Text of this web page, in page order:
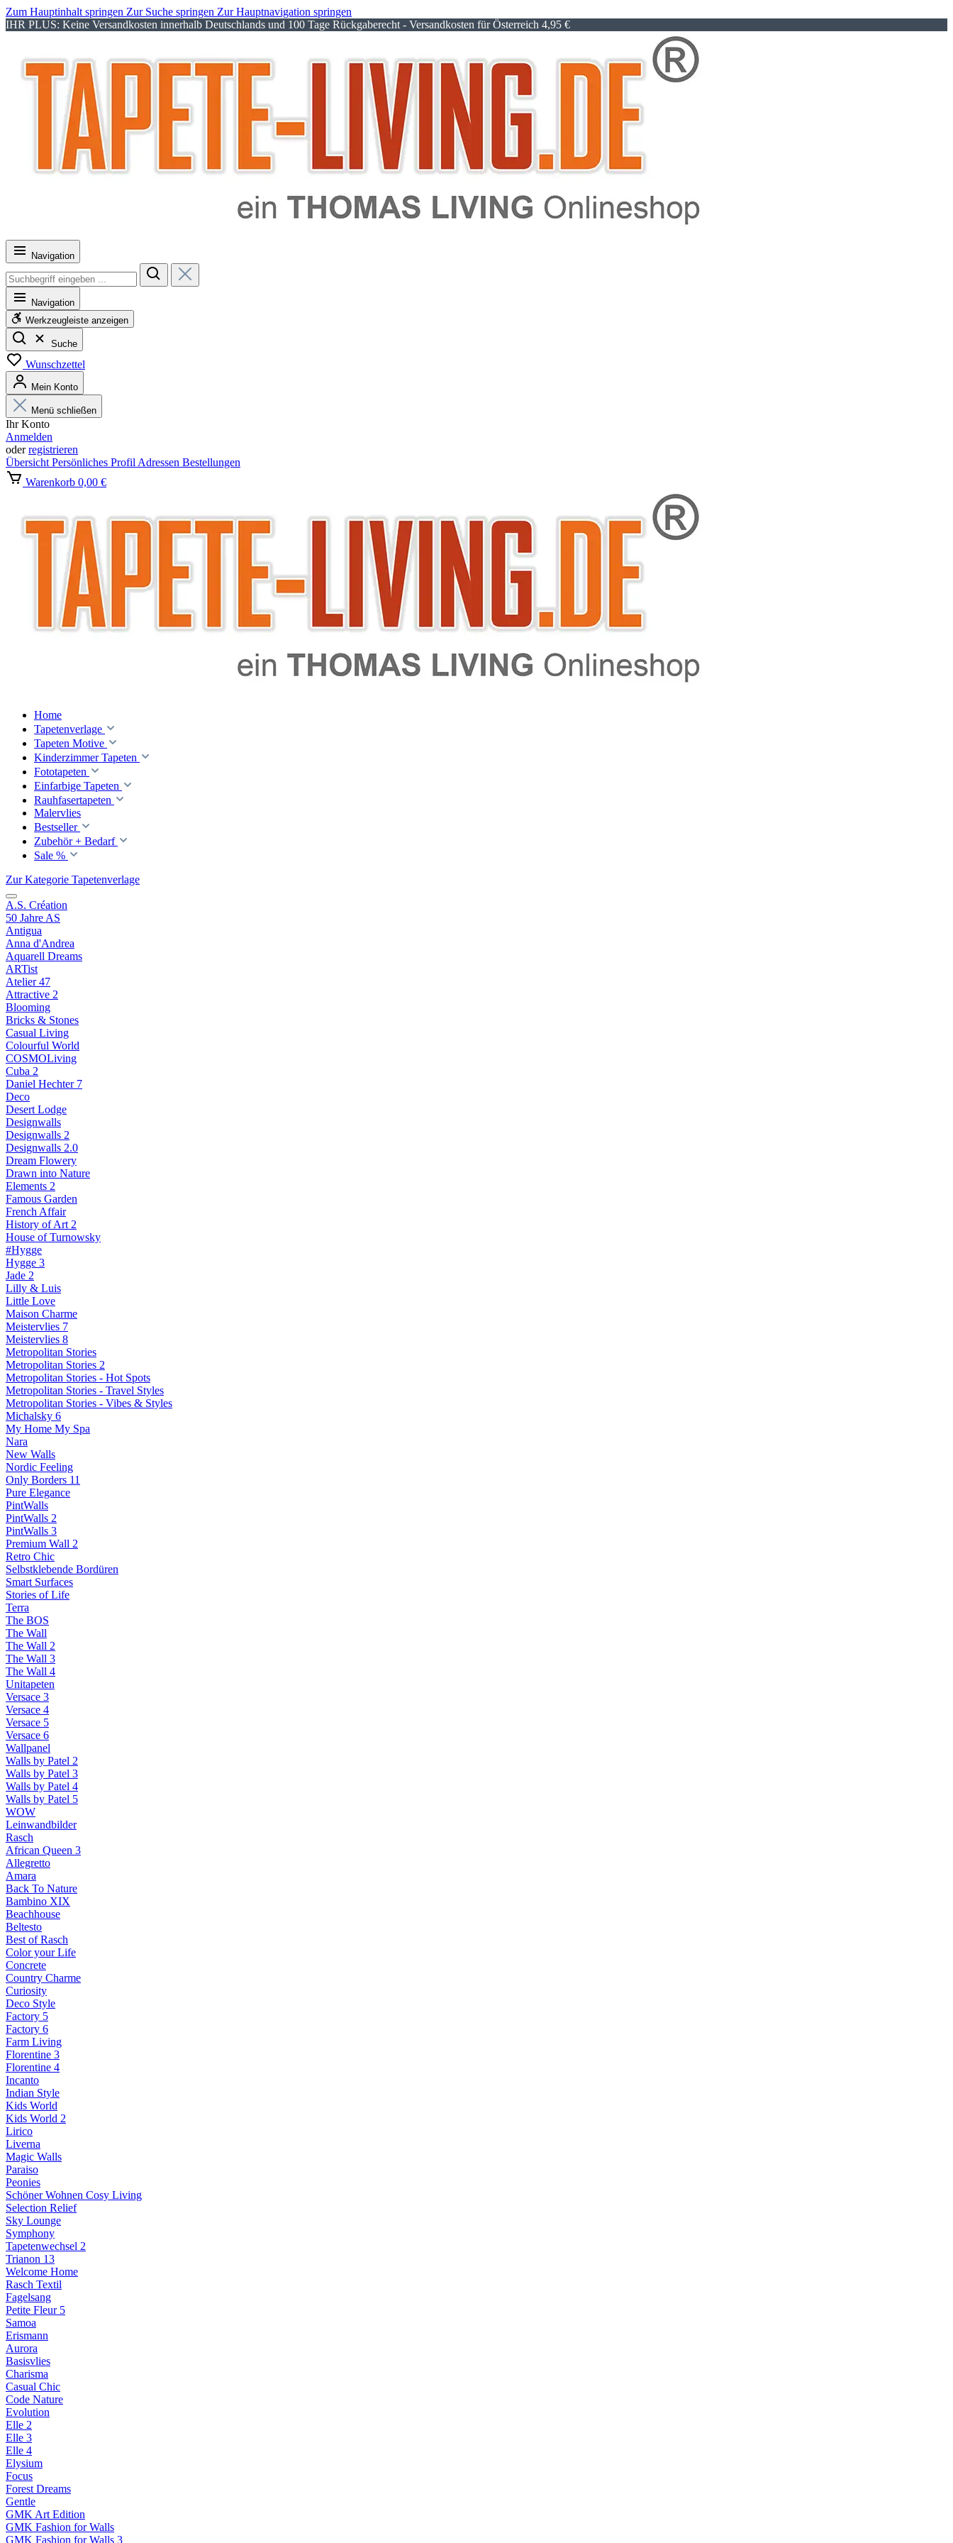
Zum Hauptinhalt springen Zur Suche springen Zur Hauptnavigation springen
IHR PLUS: Keine Versandkosten innerhalb Deutschlands und 100 Tage Rückgaberecht - Versandkosten für Österreich 4,95 €
Navigation
Navigation
Werkzeugleiste anzeigen
Suche
Wunschzettel
Mein Konto
Menü schließen
Ihr Konto
Anmelden
oderregistrieren
Übersicht Persönliches Profil Adressen Bestellungen
Warenkorb 0,00 €
Home
Tapetenverlage
Tapeten Motive
Kinderzimmer Tapeten
Fototapeten
Einfarbige Tapeten
Rauhfasertapeten
Malervlies
Bestseller
Zubehör + Bedarf
Sale %
Zur Kategorie Tapetenverlage
A.S. Création
50 Jahre AS
Antigua
Anna d'Andrea
Aquarell Dreams
ARTist
Atelier 47
Attractive 2
Blooming
Bricks & Stones
Casual Living
Colourful World
COSMOLiving
Cuba 2
Daniel Hechter 7
Deco
Desert Lodge
Designwalls
Designwalls 2
Designwalls 2.0
Dream Flowery
Drawn into Nature
Elements 2
Famous Garden
French Affair
History of Art 2
House of Turnowsky
#Hygge
Hygge 3
Jade 2
Lilly & Luis
Little Love
Maison Charme
Meistervlies 7
Meistervlies 8
Metropolitan Stories
Metropolitan Stories 2
Metropolitan Stories - Hot Spots
Metropolitan Stories - Travel Styles
Metropolitan Stories - Vibes & Styles
Michalsky 6
My Home My Spa
Nara
New Walls
Nordic Feeling
Only Borders 11
Pure Elegance
PintWalls
PintWalls 2
PintWalls 3
Premium Wall 2
Retro Chic
Selbstklebende Bordüren
Smart Surfaces
Stories of Life
Terra
The BOS
The Wall
The Wall 2
The Wall 3
The Wall 4
Unitapeten
Versace 3
Versace 4
Versace 5
Versace 6
Wallpanel
Walls by Patel 2
Walls by Patel 3
Walls by Patel 4
Walls by Patel 5
WOW
Leinwandbilder
Rasch
African Queen 3
Allegretto
Amara
Back To Nature
Bambino XIX
Beachhouse
Beltesto
Best of Rasch
Color your Life
Concrete
Country Charme
Curiosity
Deco Style
Factory 5
Factory 6
Farm Living
Florentine 3
Florentine 4
Incanto
Indian Style
Kids World
Kids World 2
Lirico
Liverna
Magic Walls
Paraiso
Peonies
Schöner Wohnen Cosy Living
Selection Relief
Sky Lounge
Symphony
Tapetenwechsel 2
Trianon 13
Welcome Home
Rasch Textil
Fagelsang
Petite Fleur 5
Samoa
Erismann
Aurora
Basisvlies
Charisma
Casual Chic
Code Nature
Evolution
Elle 2
Elle 3
Elle 4
Elysium
Focus
Forest Dreams
Gentle
GMK Art Edition
GMK Fashion for Walls
GMK Fashion for Walls 3